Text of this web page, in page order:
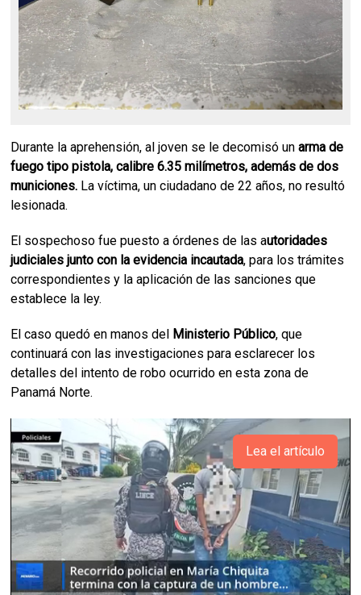
Durante la aprehensión, al joven se le decomisó un arma de
fuego tipo pistola, calibre 6.35 milímetros, además de dos
municiones. La víctima, un ciudadano de 22 años, no resultó
lesionada.
El sospechoso fue puesto a órdenes de las autoridades
judiciales junto con la evidencia incautada, para los trámites
correspondientes y la aplicación de las sanciones que
establece la ley.
El caso quedó en manos del Ministerio Público, que
continuará con las investigaciones para esclarecer los
detalles del intento de robo ocurrido en esta zona de
Panamá Norte.
Lea el artículo